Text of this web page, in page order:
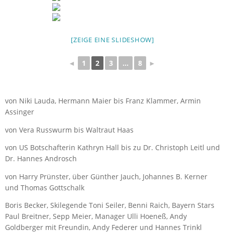
[ZEIGE EINE SLIDESHOW]
◄ 1 2 3 ... 8 ►
von Niki Lauda, Hermann Maier bis Franz Klammer, Armin
Assinger
von Vera Russwurm bis Waltraut Haas
von US Botschafterin Kathryn Hall bis zu Dr. Christoph Leitl und
Dr. Hannes Androsch
von Harry Prünster, über Günther Jauch, Johannes B. Kerner
und Thomas Gottschalk
Boris Becker, Skilegende Toni Seiler, Benni Raich, Bayern Stars
Paul Breitner, Sepp Meier, Manager Ulli Hoeneß, Andy
Goldberger mit Freundin, Andy Federer und Hannes Trinkl